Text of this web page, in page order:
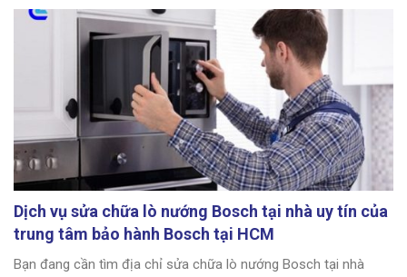
Dịch vụ sửa chữa lò nướng Bosch tại nhà uy tín của
trung tâm bảo hành Bosch tại HCM
Bạn đang cần tìm địa chỉ sửa chữa lò nướng Bosch tại nhà